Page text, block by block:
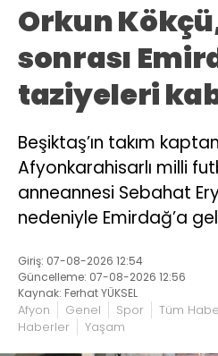
Orkun
sonrası
taziyeleri
Beşiktaş’ın takım
Afyonkarahisarlı milli
anneannesi Sebahat
nedeniyle Emirdağ’a
Giriş: 07-08-2026 12:54
Güncelleme: 07-08-2026 12:56
Kaynak: Ferhat YÜKSEL
Afyon Genel Spor Tüm
Haberler
Yaşam